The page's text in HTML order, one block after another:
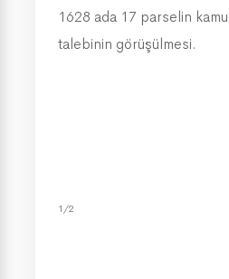
1628 ada 17 parselin
talebinin görüşülmesi.
1/2